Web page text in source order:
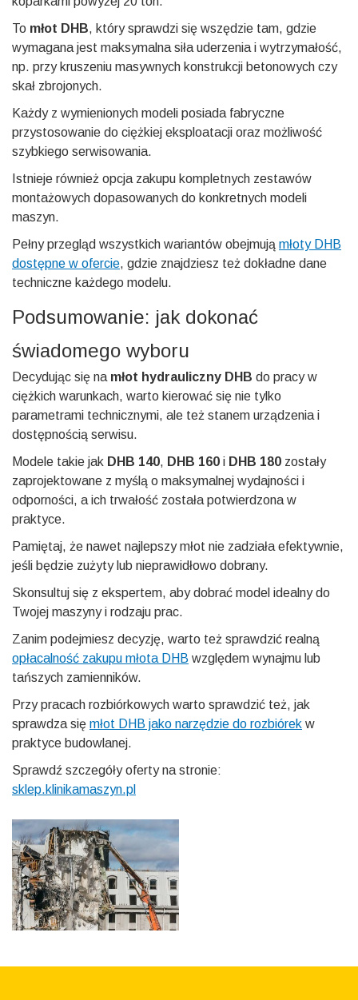
To młot DHB, który sprawdzi się wszędzie tam, gdzie
wymagana jest maksymalna siła uderzenia i wytrzymałość,
np. przy kruszeniu masywnych konstrukcji betonowych czy
skał zbrojonych.
Każdy z wymienionych modeli posiada fabryczne
przystosowanie do ciężkiej eksploatacji oraz możliwość
szybkiego serwisowania.
Istnieje również opcja zakupu kompletnych zestawów
montażowych dopasowanych do konkretnych modeli
maszyn.
Pełny przegląd wszystkich wariantów obejmują młoty DHB
dostępne w ofercie, gdzie znajdziesz też dokładne dane
techniczne każdego modelu.
Podsumowanie: jak dokonać
świadomego wyboru
Decydując się na młot hydrauliczny DHB do pracy w
ciężkich warunkach, warto kierować się nie tylko
parametrami technicznymi, ale też stanem urządzenia i
dostępnością serwisu.
Modele takie jak DHB 140, DHB 160 i DHB 180 zostały
zaprojektowane z myślą o maksymalnej wydajności i
odporności, a ich trwałość została potwierdzona w
praktyce.
Pamiętaj, że nawet najlepszy młot nie zadziała efektywnie,
jeśli będzie zużyty lub nieprawidłowo dobrany.
Skonsultuj się z ekspertem, aby dobrać model idealny do
Twojej maszyny i rodzaju prac.
Zanim podejmiesz decyzję, warto też sprawdzić realną
opłacalność zakupu młota DHB względem wynajmu lub
tańszych zamienników.
Przy pracach rozbiórkowych warto sprawdzić też, jak
sprawdza się młot DHB jako narzędzie do rozbiórek w
praktyce budowlanej.
Sprawdź szczegóły oferty na stronie:
sklep.klinikamaszyn.pl